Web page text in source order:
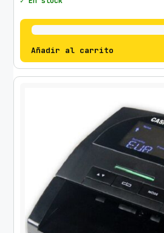
Añadir al carrito